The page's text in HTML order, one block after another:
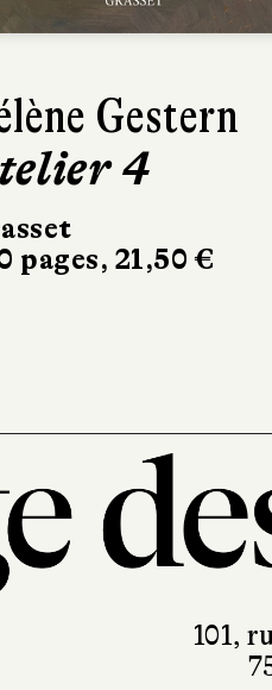
Gestern
4
pages, 21,50 €
Enfants
Noir sur Blanc
101,